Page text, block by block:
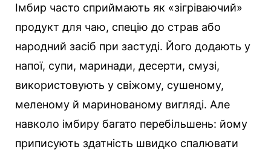
Імбир часто сприймають як «зігріваючий»
продукт для чаю, спецію до страв або
народний засіб при застуді. Його додають у
напої, супи, маринади, десерти, смузі,
використовують у свіжому, сушеному,
меленому й маринованому вигляді. Але
навколо імбиру багато перебільшень: йому
приписують здатність швидко спалювати